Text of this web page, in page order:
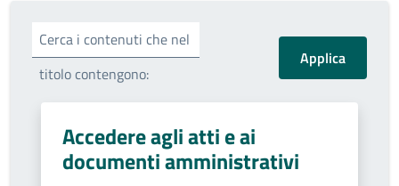
Cerca i contenuti che nel
titolo contengono:
Accedere agli atti e ai
documenti amministrativi